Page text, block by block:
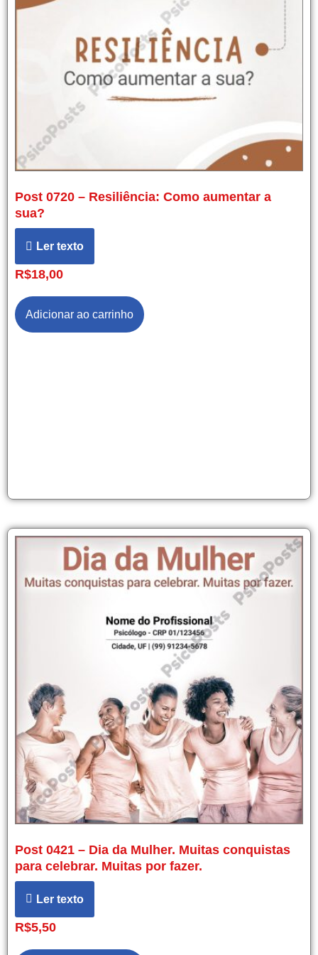
Post 0720 – Resiliência: Como aumentar a
sua?
Ler texto
R$18,00
Adicionar ao carrinho
Post 0421 – Dia da Mulher. Muitas conquistas
para celebrar. Muitas por fazer.
Ler texto
R$5,50